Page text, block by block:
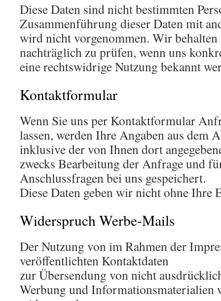
Diese Daten sind nicht bestimmten
Zusammenführung dieser Daten mit
wird nicht vorgenommen. Wir behalten
nachträglich zu prüfen, wenn uns
eine rechtswidrige Nutzung bekannt
Kontaktformular
Wenn Sie uns per Kontaktformular
lassen, werden Ihre Angaben aus dem
inklusive der von Ihnen dort
zwecks Bearbeitung der Anfrage und
Anschlussfragen bei uns gespeichert.
Diese Daten geben wir nicht ohne Ihre
Widerspruch Werbe-Mails
Der Nutzung von im Rahmen der
veröffentlichten Kontaktdaten
zur Übersendung von nicht
Werbung und